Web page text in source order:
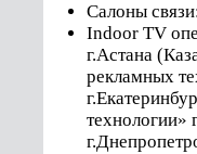
Салоны
Indoor TV
г.Астана
рекламных